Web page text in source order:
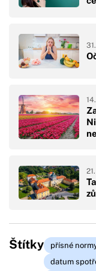
Štítky přísné
datum